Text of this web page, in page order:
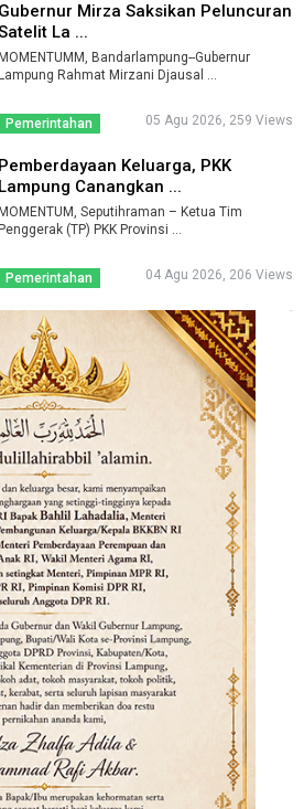
Gubernur Mirza Saksikan Peluncuran
La ...
MOMENTUMM, Bandarlampung--Gubernur
Lampung Rahmat Mirzani Djausal ...
Pemerintahan 05 Agu 2026, 259 Views
Pemberdayaan Keluarga, PKK
Lampung Canangkan ...
MOMENTUM, Seputihraman – Ketua Tim
Penggerak (TP) PKK Provinsi ...
Pemerintahan 04 Agu 2026, 206 Views